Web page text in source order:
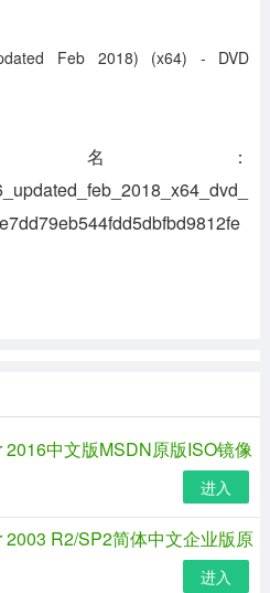
Feb 2018) (x64) - DVD
名：
中文版MSDN原版ISO镜像
进入
R2/SP2简体中文企业版原
进入